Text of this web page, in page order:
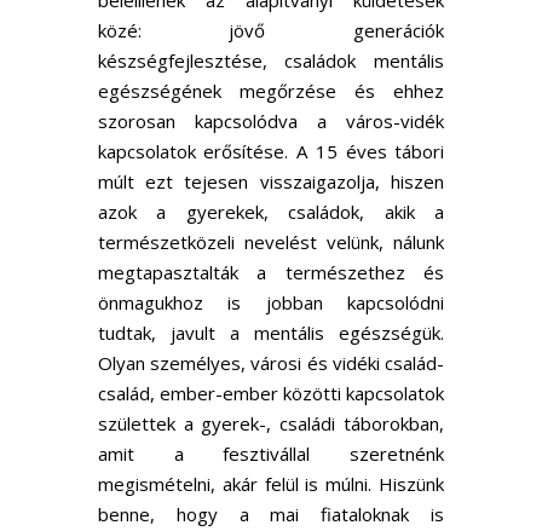
közé: jövő generációk
készségfejlesztése, családok mentális
egészségének megőrzése és ehhez
szorosan kapcsolódva a város-vidék
kapcsolatok erősítése. A 15 éves tábori
múlt ezt tejesen visszaigazolja, hiszen
azok a gyerekek, családok, akik a
természetközeli nevelést velünk, nálunk
megtapasztalták a természethez és
önmagukhoz is jobban kapcsolódni
tudtak, javult a mentális egészségük.
Olyan személyes, városi és vidéki család-
család, ember-ember közötti kapcsolatok
születtek a gyerek-, családi táborokban,
amit a fesztivállal szeretnénk
megismételni, akár felül is múlni. Hiszünk
benne, hogy a mai fiataloknak is